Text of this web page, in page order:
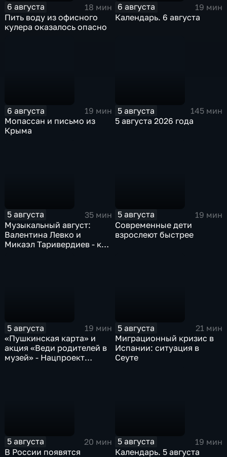
6 августа
18 мин
Пить воду из офисного
кулера оказалось опасно
6 августа
19 мин
Календарь. 6 августа
6 августа
19 мин
Мопассан и письмо из
Крыма
5 августа
145 мин
5 августа 2026 года
5 августа
35 мин
Музыкальный август:
Валентина Левко и
Микаэл Таривердиев - как
5 августа
19 мин
Современные дети
взрослеют быстрее
5 августа
19 мин
«Пушкинская карта» и
акция «Веди родителей в
музей» - Нацпроект
5 августа
21 мин
Миграционный кризис в
Испании: ситуация в
Сеуте
5 августа
20 мин
В России появятся
5 августа
19 мин
Календарь. 5 августа